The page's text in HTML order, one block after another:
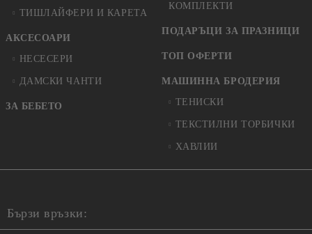
ТИШЛАЙФЕРИ И КАРЕТА
АКСЕСОАРИ
НЕСЕСЕРИ
ДАМСКИ ЧАНТИ
ЗА БЕБЕТО
КОМПЛЕКТИ
ПОДАРЪЦИ ЗА ПРАЗНИЦИ
ТОП ОФЕРТИ
МАШИННА БРОДЕРИЯ
ТЕНИСКИ
ТЕКСТИЛНИ ТОРБИЧКИ
ХАВЛИИ
Бързи връзки: